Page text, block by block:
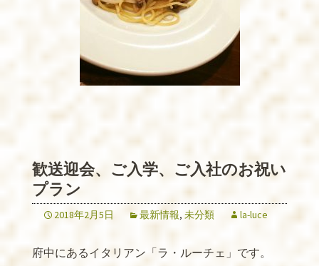
歓送迎会、ご入学、ご入社のお祝い
プラン
2018年2月5日 最新情報, 未分類 la-luce
府中にあるイタリアン「ラ・ルーチェ」です。